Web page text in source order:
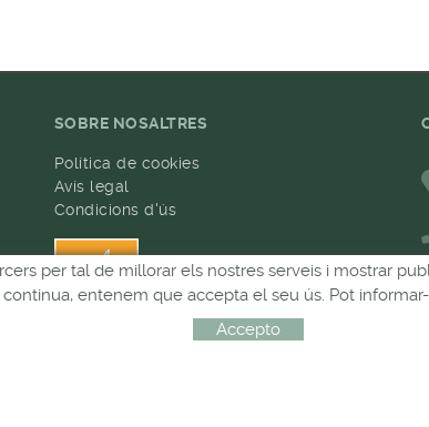
SOBRE NOSALTRES
Política de cookies
Avís legal
Condicions d'ús
per tal de millorar els nostres serveis i mostrar
entenem que accepta el seu ús. Pot
Accepto